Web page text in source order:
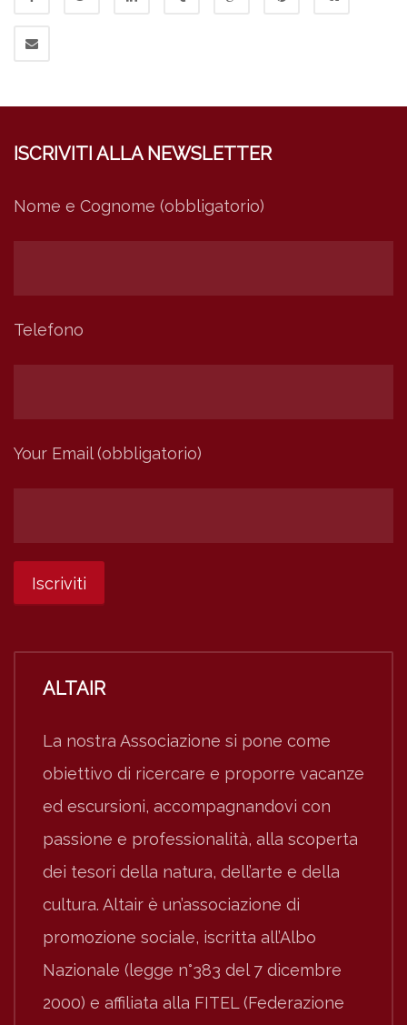
ISCRIVITI ALLA NEWSLETTER
Nome e Cognome (obbligatorio)
Telefono
Your Email (obbligatorio)
ALTAIR
La nostra Associazione si pone come
obiettivo di ricercare e proporre vacanze
ed escursioni, accompagnandovi con
passione e professionalità, alla scoperta
dei tesori della natura, dell’arte e della
cultura. Altair è un’associazione di
promozione sociale, iscritta all’Albo
Nazionale (legge n°383 del 7 dicembre
2000) e affiliata alla FITEL (Federazione